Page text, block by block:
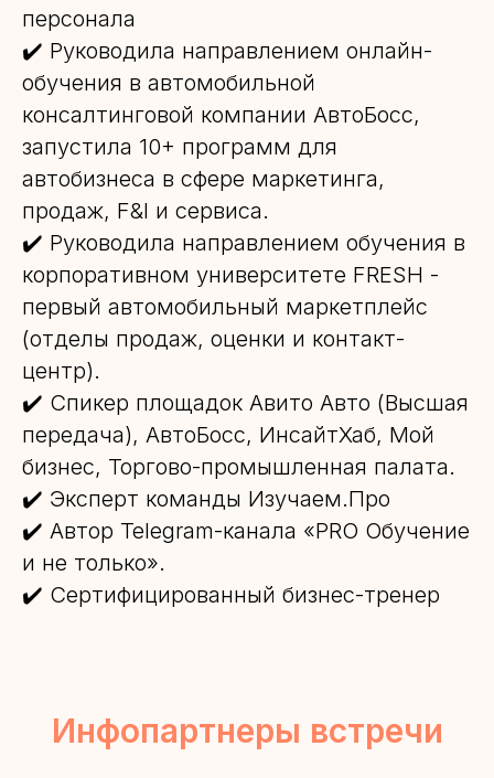
персонала
✔️ Руководила направлением онлайн-
обучения в автомобильной
консалтинговой компании АвтоБосс,
запустила 10+ программ для
автобизнеса в сфере маркетинга,
продаж, F&I и сервиса.
✔️ Руководила направлением обучения в
корпоративном университете FRESH -
первый автомобильный маркетплейс
(отделы продаж, оценки и контакт-
центр).
✔️ Спикер площадок Авито Авто (Высшая
передача), АвтоБосс, ИнсайтХаб, Мой
бизнес, Торгово-промышленная палата.
✔️ Эксперт команды Изучаем.Про
✔️ Автор Telegram-канала «PRO Обучение
и не только».
✔️ Сертифицированный бизнес-тренер
Инфопартнеры встречи